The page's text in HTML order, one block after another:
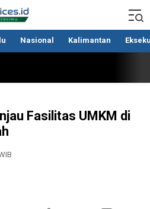
Nasional Kalimantan
Fasilitas UMKM di